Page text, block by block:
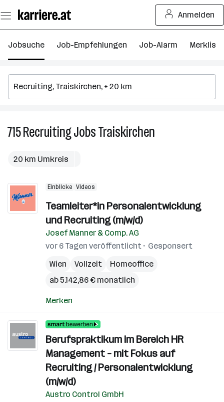
Seiteninhalt
springen
Anmelden
Jobsuche Job-Empfehlungen Job-Alarm Merkliste
715RecruitingJobsTraiskirchen
20 km Umkreis
Einblicke Videos
Teamleiter*in Personalentwicklung
und Recruiting (m/w/d)
Josef Manner & Comp. AG
vor 6 Tagen veröffentlicht
Gesponsert
Wien
Vollzeit
Homeoffice
ab 5.142,86 € monatlich
Merken
Berufspraktikum im Bereich HR
Management – mit Fokus auf
Recruiting / Personalentwicklung
(m/w/d)
Austro Control GmbH